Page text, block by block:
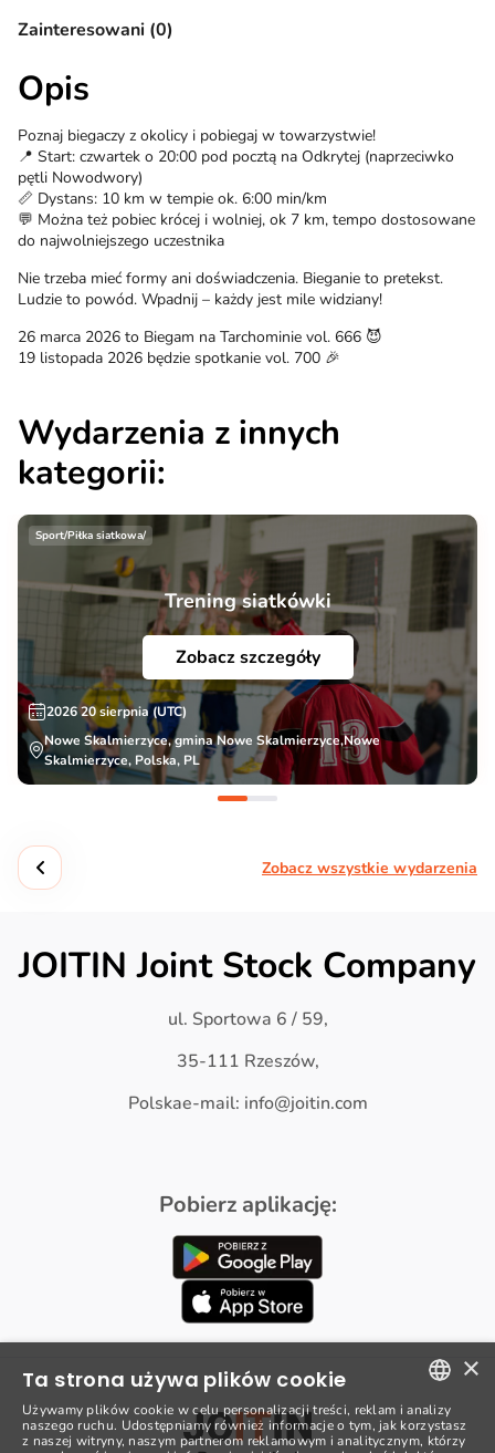
Zainteresowani (0)
Opis
Poznaj biegaczy z okolicy i pobiegaj w towarzystwie!
📍 Start: czwartek o 20:00 pod pocztą na Odkrytej (naprzeciwko
pętli Nowodwory)
📏 Dystans: 10 km w tempie ok. 6:00 min/km
💬 Można też pobiec krócej i wolniej, ok 7 km, tempo dostosowane
do najwolniejszego uczestnika
Nie trzeba mieć formy ani doświadczenia. Bieganie to pretekst.
Ludzie to powód. Wpadnij – każdy jest mile widziany!
26 marca 2026 to Biegam na Tarchominie vol. 666 😈
19 listopada 2026 będzie spotkanie vol. 700 🎉
Wydarzenia z innych
kategorii:
Sport/Piłka siatkowa/
Trening siatkówki
Zobacz szczegóły
2026 20 sierpnia (UTC)
Nowe Skalmierzyce, gmina Nowe Skalmierzyce,Nowe
Skalmierzyce, Polska, PL
Zobacz wszystkie wydarzenia
JOITIN Joint Stock Company
ul. Sportowa 6 / 59,
35-111 Rzeszów,
Polskae-mail: info@joitin.com
Pobierz aplikację:
POLISH
×
Ta strona używa plików cookie
Używamy plików cookie w celu personalizacji treści, reklam i analizy
naszego ruchu. Udostępniamy również informacje o tym, jak korzystasz
z naszej witryny, naszym partnerom reklamowym i analitycznym, którzy